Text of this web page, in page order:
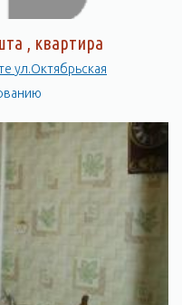
, квартира
Продам квартиру в Алуште ул.Октябрьская